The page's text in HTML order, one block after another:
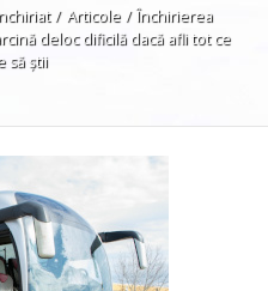
Articole
Închirierea
deloc dificilă dacă afli tot ce
să știi